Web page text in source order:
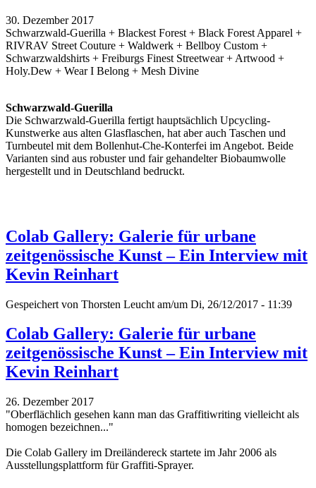
30. Dezember 2017
Schwarzwald-Guerilla + Blackest Forest + Black Forest Apparel +
RIVRAV Street Couture + Waldwerk + Bellboy Custom +
Schwarzwaldshirts + Freiburgs Finest Streetwear + Artwood +
Holy.Dew + Wear I Belong + Mesh Divine
Schwarzwald-Guerilla
Die Schwarzwald-Guerilla fertigt hauptsächlich Upcycling-
Kunstwerke aus alten Glasflaschen, hat aber auch Taschen und
Turnbeutel mit dem Bollenhut-Che-Konterfei im Angebot. Beide
Varianten sind aus robuster und fair gehandelter Biobaumwolle
hergestellt und in Deutschland bedruckt.
Colab Gallery: Galerie für urbane
zeitgenössische Kunst – Ein Interview mit
Kevin Reinhart
Gespeichert von Thorsten Leucht am/um Di, 26/12/2017 - 11:39
Colab Gallery: Galerie für urbane
zeitgenössische Kunst – Ein Interview mit
Kevin Reinhart
26. Dezember 2017
"Oberflächlich gesehen kann man das Graffitiwriting vielleicht als
homogen bezeichnen..."
Die Colab Gallery im Dreiländereck startete im Jahr 2006 als
Ausstellungsplattform für Graffiti-Sprayer.